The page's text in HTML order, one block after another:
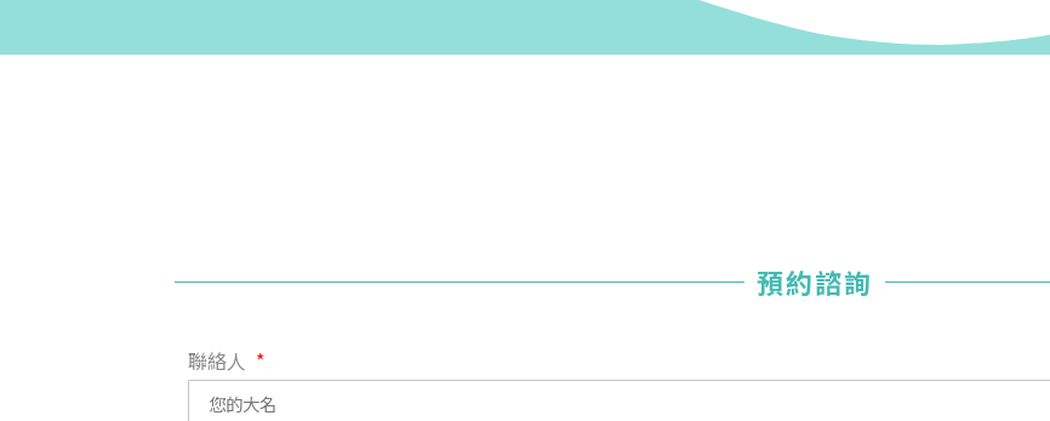
預約諮詢
聯絡人
您好，您的會員申請，已成功送出，經本協會理事會審核
【會費】